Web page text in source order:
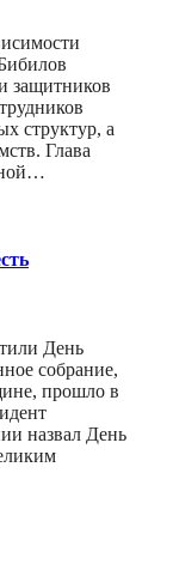
защитников
структур, а
Глава
День
собрание,
прошло в
назвал День